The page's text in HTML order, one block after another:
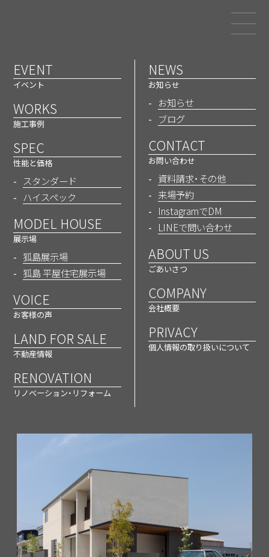
EVENT
イベント
WORKS
施工事例
SPEC
性能と価格
スタンダード
ハイスペック
MODEL HOUSE
展示場
狐島展示場
狐島 平屋住宅展示場
VOICE
お客様の声
LAND FOR SALE
不動産情報
RENOVATION
リノベーション・リフォーム
NEWS
お知らせ
お知らせ
ブログ
CONTACT
お問い合わせ
資料請求・その他
来場予約
InstagramでDM
LINEで問い合わせ
ABOUT US
ごあいさつ
COMPANY
会社概要
PRIVACY
個人情報の取り扱いについて
MODEL HOUSE
モデルハウス
ホーム
狐島住宅展示場